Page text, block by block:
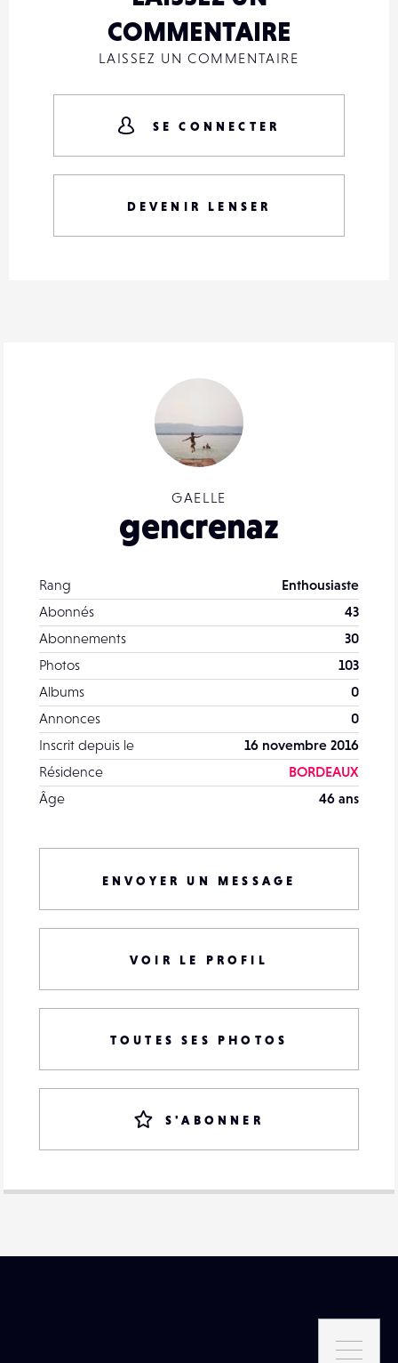
GAELLE
gencrenaz
Rang
Enthousiaste
Abonnés
43
Abonnements
30
Photos
103
Albums
0
Annonces
0
Inscrit depuis le
16 novembre 2016
Résidence
BORDEAUX
Âge
46 ans
ENVOYER UN MESSAGE
VOIR LE PROFIL
TOUTES SES PHOTOS
S'ABONNER
COMMENTAIRE
LAISSEZ UN COMMENTAIRE
SE CONNECTER
DEVENIR LENSER